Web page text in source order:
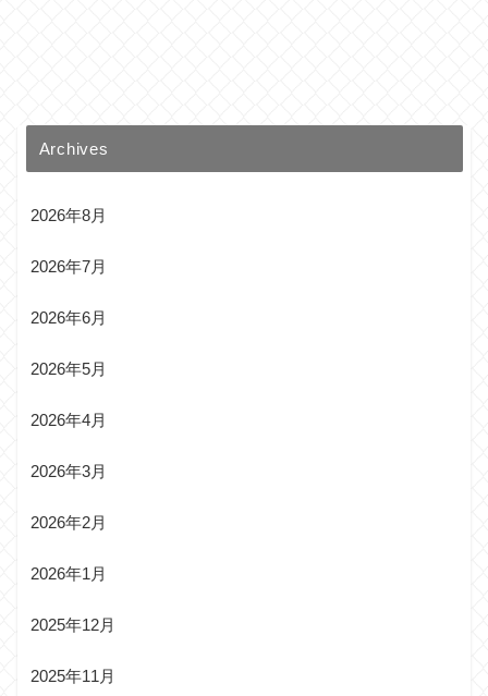
Archives
2026年8月
2026年7月
2026年6月
2026年5月
2026年4月
2026年3月
2026年2月
2026年1月
2025年12月
2025年11月